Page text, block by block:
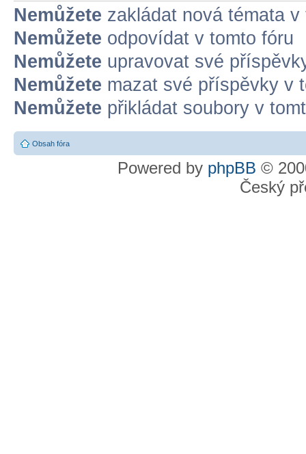
Nemůžete zakládat nová témata v
Nemůžete odpovídat v tomto fóru
Nemůžete upravovat své
Nemůžete mazat své příspěvky v
Nemůžete přikládat soubory v
Obsah fóra
Powered by phpBB ©
Český